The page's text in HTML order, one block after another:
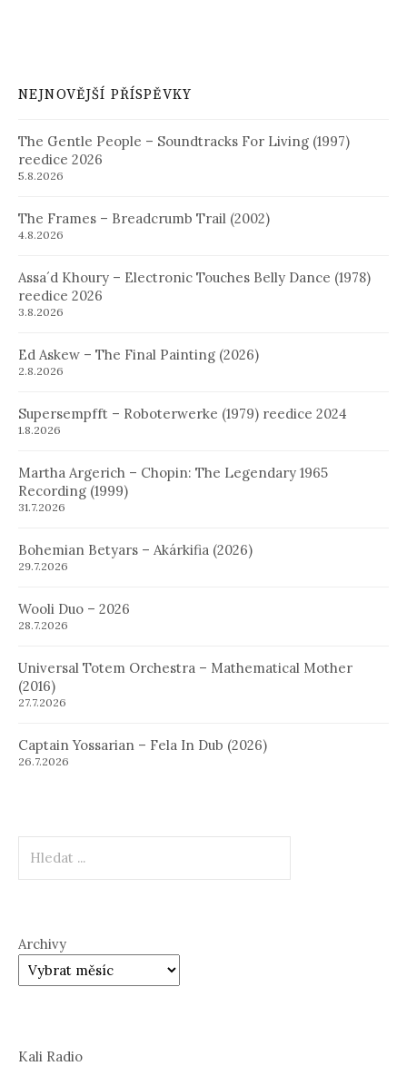
NEJNOVĚJŠÍ PŘÍSPĚVKY
The Gentle People – Soundtracks For Living (1997)
reedice 2026
5.8.2026
The Frames – Breadcrumb Trail (2002)
4.8.2026
Assa´d Khoury – Electronic Touches Belly Dance (1978)
reedice 2026
3.8.2026
Ed Askew – The Final Painting (2026)
2.8.2026
Supersempfft – Roboterwerke (1979) reedice 2024
1.8.2026
Martha Argerich – Chopin: The Legendary 1965
Recording (1999)
31.7.2026
Bohemian Betyars – Akárkifia (2026)
29.7.2026
Wooli Duo – 2026
28.7.2026
Universal Totem Orchestra – Mathematical Mother
(2016)
27.7.2026
Captain Yossarian – Fela In Dub (2026)
26.7.2026
Archivy
Kali Radio